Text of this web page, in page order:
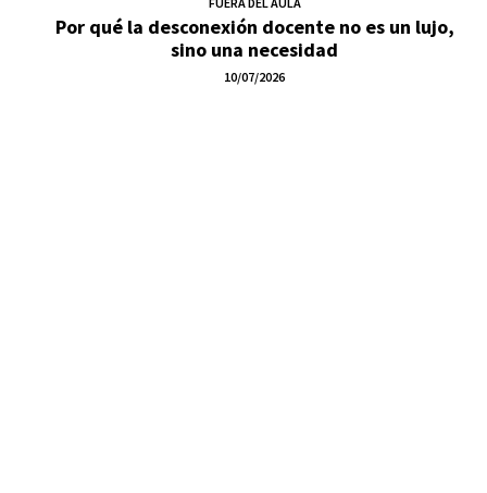
Por qué la desconexión docente no es un lujo,
sino una necesidad
10/07/2026